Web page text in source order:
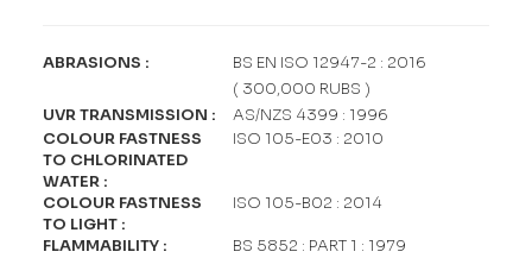
ABRASIONS :
BS EN ISO 12947-2 : 2016
( 300,000 RUBS )
UVR TRANSMISSION :
AS/NZS 4399 : 1996
COLOUR FASTNESS
TO CHLORINATED
WATER :
ISO 105-E03 : 2010
COLOUR FASTNESS
TO LIGHT :
ISO 105-B02 : 2014
FLAMMABILITY : BS 5852 : PART 1 : 1979